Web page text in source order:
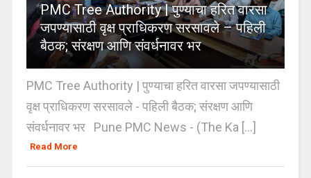
PMC Tree Authority | पुण्याचा हरित वारसा
जपण्यासाठी वृक्ष प्राधिकरण सरसावले – पहिली
बैठक; संरक्षण आणि संवर्धनावर भर
PMC Tree Authority | पुण्याचा हरित वारसा जपण्यासाठी
वृक्ष प्राधिकरण सरसावले - पहिली बैठक; संरक्षण आणि
संवर्धनावर भर Pune PMC News - (The Ka [...]
Read More